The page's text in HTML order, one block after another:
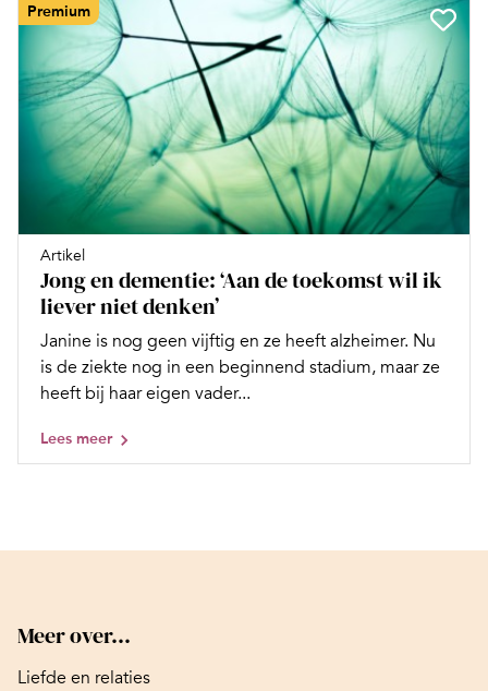
Premium
Artikel
Jong en dementie: ‘Aan de toekomst wil ik
liever niet denken’
Janine is nog geen vijftig en ze heeft alzheimer. Nu
is de ziekte nog in een beginnend stadium, maar ze
heeft bij haar eigen vader...
Lees meer
Meer over...
Liefde en relaties